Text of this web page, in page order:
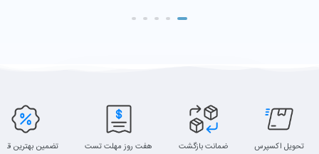
تحویل اکسپرس ضمانت بازگشت هفت روز مهلت تست تضمین بهترین